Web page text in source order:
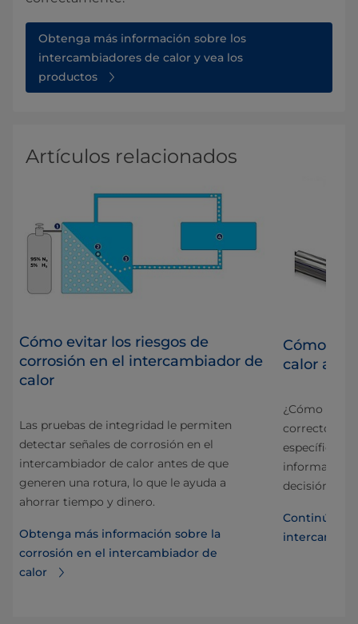
Obtenga más información sobre los
intercambiadores de calor y vea los
productos
Artículos relacionados
Cómo evitar los riesgos de
corrosión en el intercambiador de
calor
Las pruebas de integridad le permiten
detectar señales de corrosión en el
intercambiador de calor antes de que
generen una rotura, lo que le ayuda a
ahorrar tiempo y dinero.
Obtenga más información sobre la
corrosión en el intercambiador de
calor
Cómo
calor
¿Cómo
correcto que
específicas
información
decisión
Continúe